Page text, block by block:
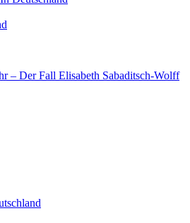
– Der Fall Elisabeth Sabaditsch-Wolff